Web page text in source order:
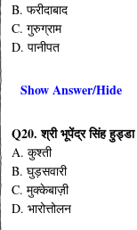
B. फरीदाबाद
C. गुरुग्राम
D. पानीपत
Show Answer/Hide
Q20. श्री भूपेंद्र सिंह
A. कुश्ती
B. घुड़सवारी
C. मुक्केबाज़ी
D. भारोत्तोलन